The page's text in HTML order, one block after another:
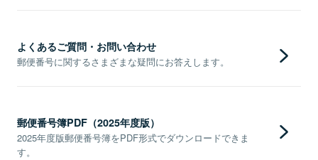
よくあるご質問・お問い合わせ
郵便番号に関するさまざまな疑問にお答えします。
郵便番号簿PDF（2025年度版）
2025年度版郵便番号簿をPDF形式でダウンロードできま
す。